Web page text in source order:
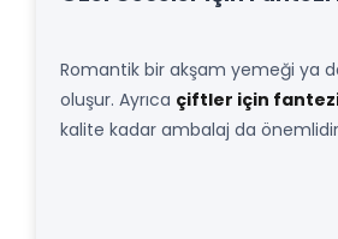
Romantik bir akşam yemeği ya
oluşur. Ayrıca çiftler için
kalite kadar ambalaj da